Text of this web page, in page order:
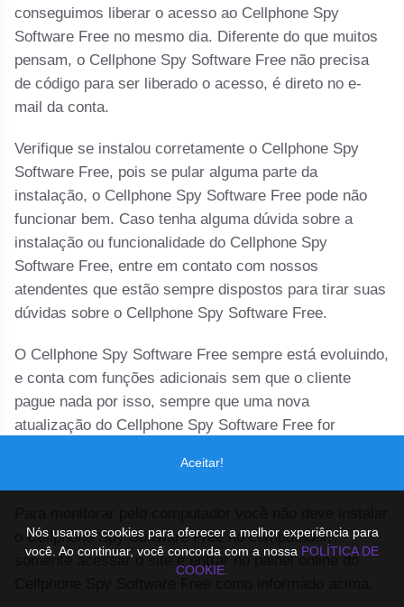
conseguimos liberar o acesso ao Cellphone Spy
Software Free no mesmo dia. Diferente do que muitos
pensam, o Cellphone Spy Software Free não precisa
de código para ser liberado o acesso, é direto no e-
mail da conta.
Verifique se instalou corretamente o Cellphone Spy
Software Free, pois se pular alguma parte da
instalação, o Cellphone Spy Software Free pode não
funcionar bem. Caso tenha alguma dúvida sobre a
instalação ou funcionalidade do Cellphone Spy
Software Free, entre em contato com nossos
atendentes que estão sempre dispostos para tirar suas
dúvidas sobre o Cellphone Spy Software Free.
O Cellphone Spy Software Free sempre está evoluindo,
e conta com funções adicionais sem que o cliente
pague nada por isso, sempre que uma nova
atualização do Cellphone Spy Software Free for
nova versão e as novas funções.
o Cellphone Spy Software Free no computador,
somente acessar o site e entrar no painel online do
Aceitar!
Nós usamos cookies para oferecer a melhor experiência para
você. Ao continuar, você concorda com a nossa POLÍTICA DE
COOKIE.